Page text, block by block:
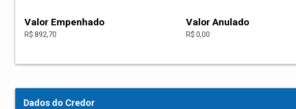
Valor Empenhado
R$ 892,70
Valor Anulado
R$ 0,00
Dados do Credor